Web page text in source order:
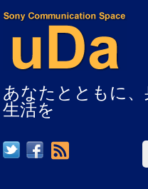
あなたとともに
生活を